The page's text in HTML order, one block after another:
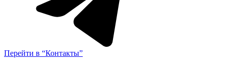
Перейти в “Контакты”